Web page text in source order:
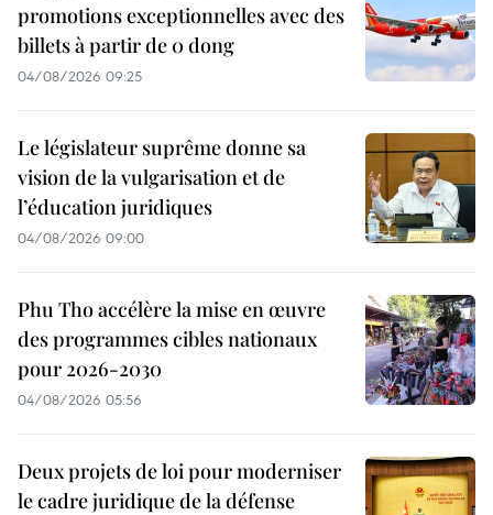
promotions exceptionnelles avec des
billets à partir de 0 dong
04/08/2026 09:25
Le législateur suprême donne sa
vision de la vulgarisation et de
l’éducation juridiques
04/08/2026 09:00
Phu Tho accélère la mise en œuvre
des programmes cibles nationaux
pour 2026-2030
04/08/2026 05:56
Deux projets de loi pour moderniser
le cadre juridique de la défense